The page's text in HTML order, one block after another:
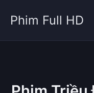
dung
Phim Full HD